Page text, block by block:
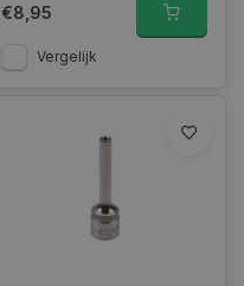
€8,95
Vergelijk